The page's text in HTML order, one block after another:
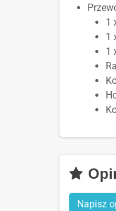
1
1
1
Napisz